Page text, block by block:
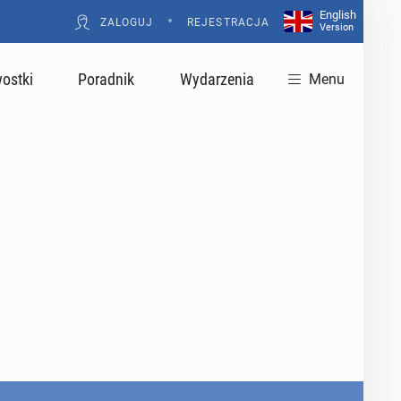
ZALOGUJ • REJESTRACJA
English
Version
Poradnik Wydarzenia Menu